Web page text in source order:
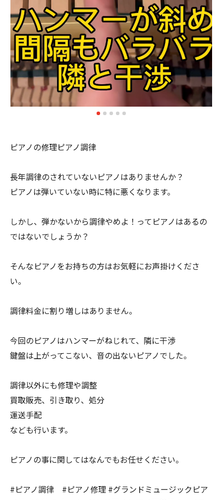
ピアノの修理ピアノ調律
長年調律のされていないピアノはありませんか？
ピアノは弾いていない時に特に悪くなります。
しかし、弾かないから調律やめよ！ってピアノはあるの
ではないでしょうか？
そんなピアノをお持ちの方はお気軽にお声掛けくださ
い。
調律料金に割り増しはありません。
今回のピアノはハンマーがねじれて、隣に干渉
鍵盤は上がってこない、音の出ないピアノでした。
調律以外にも修理や調整
買取販売、引き取り、処分
運送手配
なども行います。
ピアノの事に関してはなんでもお任せください。
#ピアノ調律 #ピアノ修理 #グランドミュージックピア